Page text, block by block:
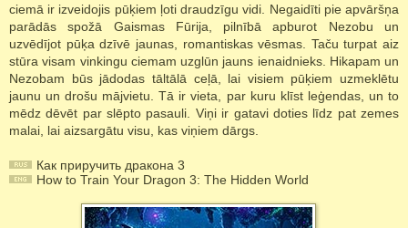
ciemā ir izveidojis pūķiem ļoti draudzīgu vidi. Negaidīti pie apvāršņa
parādās spožā Gaismas Fūrija, pilnībā apburot Nezobu un
uzvēdījot pūķa dzīvē jaunas, romantiskas vēsmas. Taču turpat aiz
stūra visam vinkingu ciemam uzglūn jauns ienaidnieks. Hikapam un
Nezobam būs jādodas tāltālā ceļā, lai visiem pūķiem uzmeklētu
jaunu un drošu mājvietu. Tā ir vieta, par kuru klīst leģendas, un to
mēdz dēvēt par slēpto pasauli. Viņi ir gatavi doties līdz pat zemes
malai, lai aizsargātu visu, kas viņiem dārgs.
Как приручить дракона 3
How to Train Your Dragon 3: The Hidden World